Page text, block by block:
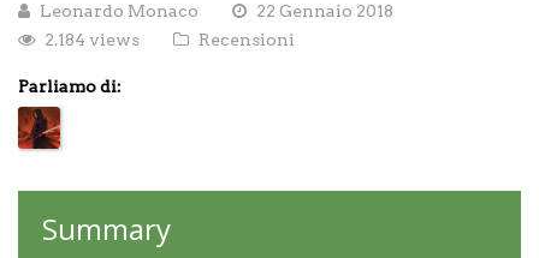
Leonardo Monaco
22 Gennaio 2018
2.184 views
Recensioni
Parliamo di:
Summary